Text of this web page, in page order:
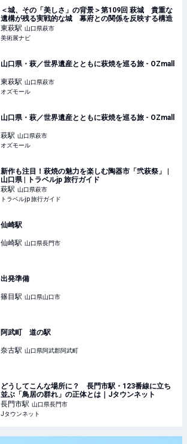
＜城、その「美しさ」の背景＞第109回 萩城 貴重な
遺構が残る実戦的な城 幕府との関係を反映する構造
東萩駅 山口県萩市
美術展ナビ
山口県・萩／世界遺産とともに萩焼を巡る旅 - OZmall
東萩駅 山口県萩市
オズモール
山口県・萩／世界遺産とともに萩焼を巡る旅 - OZmall
萩駅 山口県萩市
オズモール
新作も注目！萩焼の魅力を楽しむ陶器市「弐萩祭」 |
山口県 | トラベルjp 旅行ガイド
萩駅 山口県萩市
トラベルjp 旅行ガイド
仙崎駅
仙崎駅 山口県長門市
出発準備
篠目駅 山口県山口市
阿武町 道の駅
奈古駅 山口県阿武郡阿武町
どうしてこんな場所に？ 長門市駅・123番線に立ち
並ぶ「鳥居の群れ」の正体とは｜Jタウンネット
長門市駅 山口県長門市
Jタウンネット